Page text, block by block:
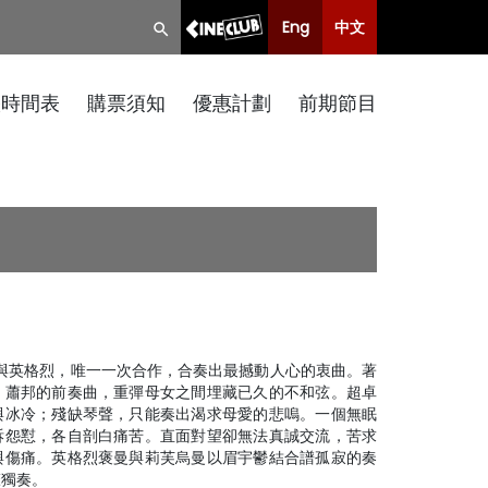
Eng 中文
間表 購票須知 優惠計劃 前期節目
格烈，唯一一次合作，合奏出最撼動人心的衷曲。著
邦的前奏曲，重彈母女之間埋藏已久的不和弦。超卓
冷；殘缺琴聲，只能奏出渴求母愛的悲嗚。一個無眠
懟，各自剖白痛苦。直面對望卻無法真誠交流，苦求
痛。英格烈褒曼與莉芙烏曼以眉宇鬱結合譜孤寂的奏
奏。